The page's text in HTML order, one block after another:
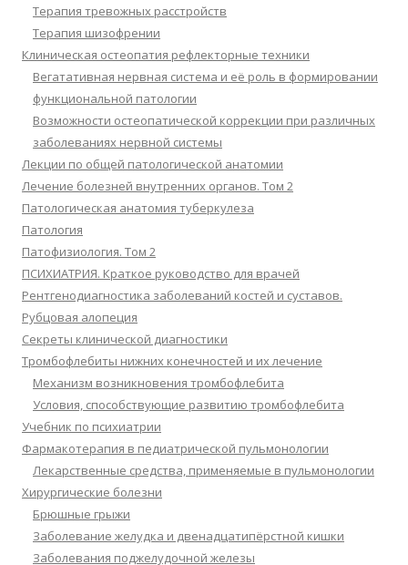
Терапия тревожных расстройств
Терапия шизофрении
Клиническая остеопатия рефлекторные техники
Вегатативная нервная система и её роль в формировании
функциональной патологии
Возможности остеопатической коррекции при различных
заболеваниях нервной системы
Лекции по общей патологической анатомии
Лечение болезней внутренних органов. Том 2
Патологическая анатомия туберкулеза
Патология
Патофизиология. Том 2
ПСИХИАТРИЯ. Краткое руководство для врачей
Рентгенодиагностика заболеваний костей и суставов.
Рубцовая алопеция
Секреты клинической диагностики
Тромбофлебиты нижних конечностей и их лечение
Механизм возникновения тромбофлебита
Условия, способствующие развитию тромбофлебита
Учебник по психиатрии
Фармакотерапия в педиатрической пульмонологии
Лекарственные средства, применяемые в пульмонологии
Хирургические болезни
Брюшные грыжи
Заболевание желудка и двенадцатипёрстной кишки
Заболевания поджелудочной железы